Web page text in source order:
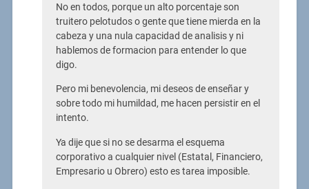
No en todos, porque un alto porcentaje son
truitero pelotudos o gente que tiene mierda en la
cabeza y una nula capacidad de analisis y ni
hablemos de formacion para entender lo que
digo.
Pero mi benevolencia, mi deseos de enseñar y
sobre todo mi humildad, me hacen persistir en el
intento.
Ya dije que si no se desarma el esquema
corporativo a cualquier nivel (Estatal, Financiero,
Empresario u Obrero) esto es tarea imposible.